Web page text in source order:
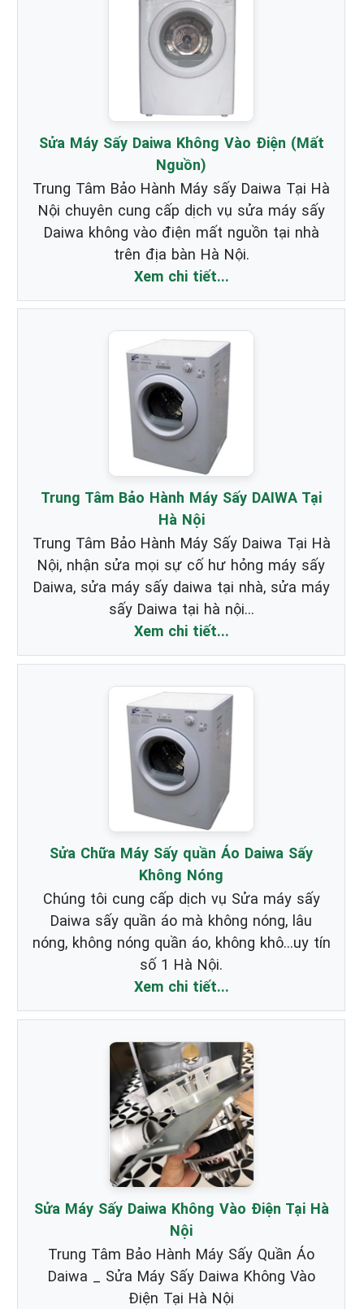
Sửa Máy Sấy Daiwa Không Vào Điện (Mất
Nguồn)
Trung Tâm Bảo Hành Máy sấy Daiwa Tại Hà
Nội chuyên cung cấp dịch vụ sửa máy sấy
Daiwa không vào điện mất nguồn tại nhà
trên địa bàn Hà Nội.
Xem chi tiết...
Trung Tâm Bảo Hành Máy Sấy DAIWA Tại
Hà Nội
Trung Tâm Bảo Hành Máy Sấy Daiwa Tại Hà
Nội, nhận sửa mọi sự cố hư hỏng máy sấy
Daiwa, sửa máy sấy daiwa tại nhà, sửa máy
sấy Daiwa tại hà nội...
Xem chi tiết...
Sửa Chữa Máy Sấy quần Áo Daiwa Sấy
Không Nóng
Chúng tôi cung cấp dịch vụ Sửa máy sấy
Daiwa sấy quần áo mà không nóng, lâu
nóng, không nóng quần áo, không khô...uy tín
số 1 Hà Nội.
Xem chi tiết...
Sửa Máy Sấy Daiwa Không Vào Điện Tại Hà
Nội
Trung Tâm Bảo Hành Máy Sấy Quần Áo
Daiwa _ Sửa Máy Sấy Daiwa Không Vào
Điện Tại Hà Nội